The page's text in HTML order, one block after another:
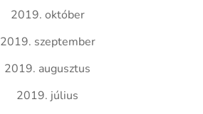
2019. október
2019. szeptember
2019. augusztus
2019. július